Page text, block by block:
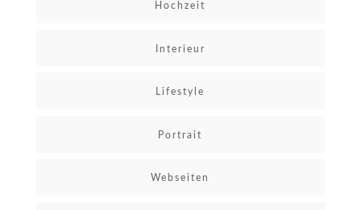
Hochzeit
Interieur
Lifestyle
Portrait
Webseiten